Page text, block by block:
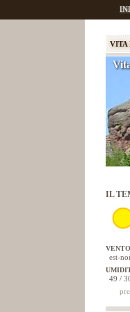
IL
est-
49 /
VITA